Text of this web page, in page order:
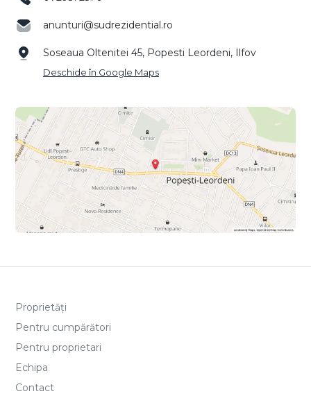
anunturi@sudrezidential.ro
Soseaua Oltenitei 45, Popesti Leordeni, Ilfov
Deschide în Google Maps
Proprietăți
Pentru cumpărători
Pentru proprietari
Echipa
Contact